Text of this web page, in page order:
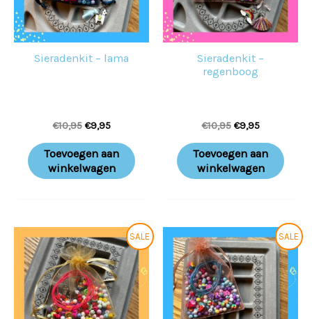
Sieradenkit – lama
€10,95 €9,95
Toevoegen aan
winkelwagen
Sieradenkit –
regenboog
€10,95 €9,95
Toevoegen aan
winkelwagen
SALE
Oorspronkelijke
prijs
was:
€10,95.
Huidige
prijs
is:
€9,95.
SALE
Oorspronkelijke
prijs
was:
€10,95.
Huidige
prijs
is:
€9,95.